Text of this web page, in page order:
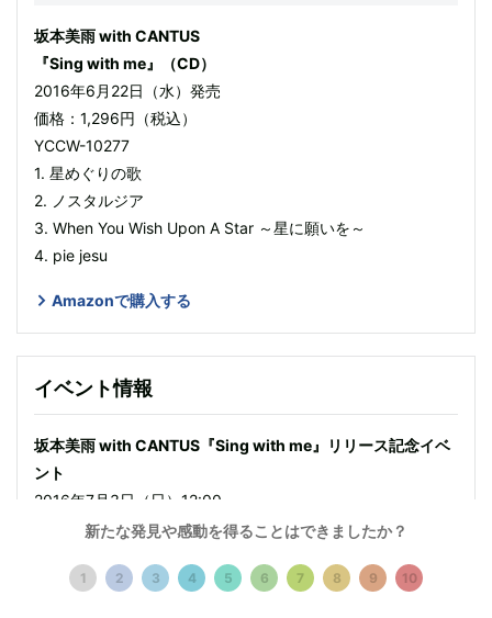
坂本美雨 with CANTUS
『Sing with me』（CD）
2016年6月22日（水）発売
価格：1,296円（税込）
YCCW-10277
1. 星めぐりの歌
2. ノスタルジア
3. When You Wish Upon A Star ～星に願いを～
4. pie jesu
Amazonで購入する
イベント情報
坂本美雨 with CANTUS『Sing with me』リリース記念イベ
ント
2016年7月3日（日）12:00～
会場：東京都 タワーレコード新宿店
新たな発見や感動を得ることはできましたか？
1 2 3 4 5 6 7 8 9 10